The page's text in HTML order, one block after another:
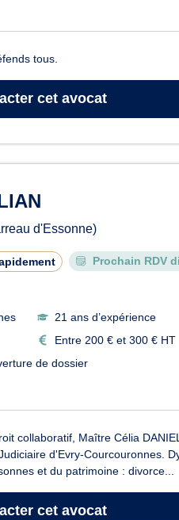
tous.
cet avocat
d'Essonne)
Prochain RDV
21 ans d’expérience
Entre 200 € et 300 € HT
de dossier
collaboratif, Maître Célia
d'Evry-Courcouronnes.
et du patrimoine : divorce...
cet avocat